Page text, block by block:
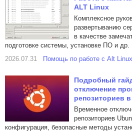
ALT Linux
Комплексное
развертыванию
в качестве
подготовке системы, установке ПО и др.
2026.07.31
Помощь по работе с Alt Linux
Подробный
отключение
репозиториев
Временное
репозиториев
конфигурация, безопасные методы